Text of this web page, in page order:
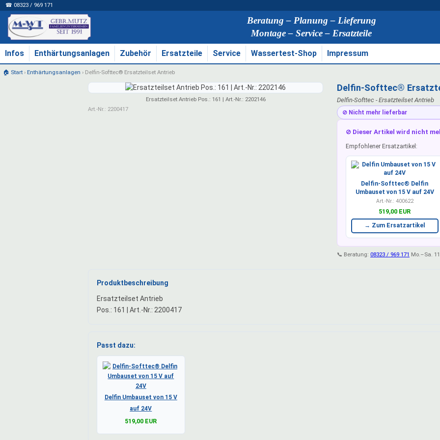
☎ 08323 / 969 171
Beratung – Planung – Lieferung
Montage – Service – Ersatzteile
Infos Enthärtungsanlagen Zubehör Ersatzteile Service Wassertest-Shop Impressum
🏠 Start› Enthärtungsanlagen › Delfin-Softtec® Ersatzteilset Antrieb
Ersatzteilset Antrieb Pos.: 161 | Art.-Nr.: 2202146
Art.-Nr.: 2200417
Delfin-Softtec®
Delfin-Softtec - Ersatzteilset Antrieb
⊘ Nicht mehr lieferbar
⊘ Dieser Artikel wird nicht
Empfohlener Ersatzartikel:
Delfin-Softtec® Delfin
Umbauset von 15 V auf 24V
Art.-Nr.: 400622
519,00 EUR
→ Zum Ersatzartikel
📞 Beratung: 08323 / 969 171 Mo.–Sa.
Produktbeschreibung
Ersatzteilset Antrieb
Pos.: 161 | Art.-Nr.: 2200417
Passt dazu:
Delfin Umbauset von 15 V
auf 24V
519,00 EUR